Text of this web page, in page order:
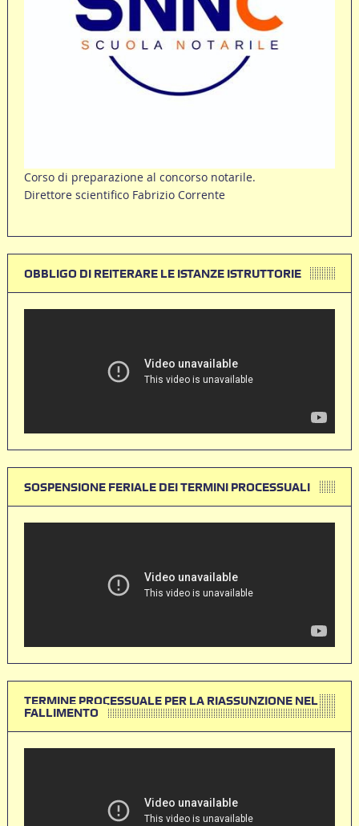
Corso di preparazione al concorso notarile.
Direttore scientifico Fabrizio Corrente
OBBLIGO DI REITERARE LE ISTANZE ISTRUTTORIE
SOSPENSIONE FERIALE DEI TERMINI PROCESSUALI
TERMINE PROCESSUALE PER LA RIASSUNZIONE NEL
FALLIMENTO